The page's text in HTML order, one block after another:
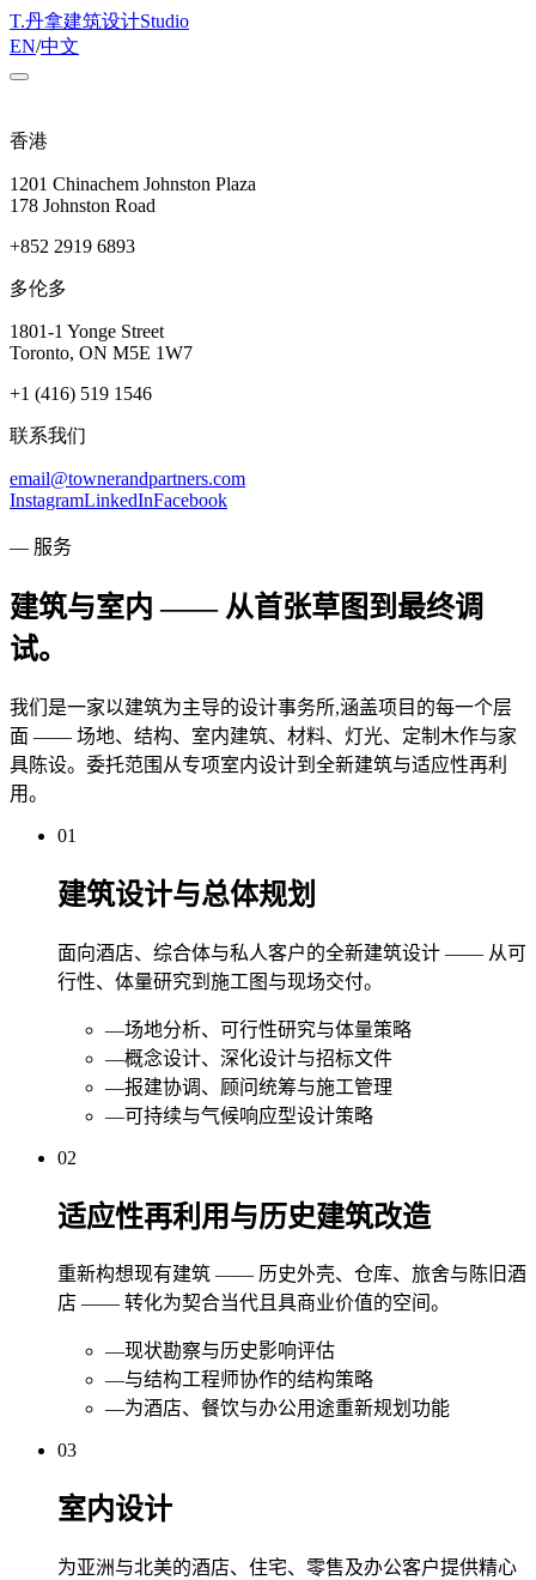
T.丹拿建筑设计Studio
EN/中文
香港
1201 Chinachem Johnston Plaza
178 Johnston Road
+852 2919 6893
多伦多
1801-1 Yonge Street
Toronto, ON M5E 1W7
+1 (416) 519 1546
联系我们
email@townerandpartners.com
InstagramLinkedInFacebook
— 服务
建筑与室内 —— 从首张草图到最终调
试。
我们是一家以建筑为主导的设计事务所,涵盖项目的每一个层
面 —— 场地、结构、室内建筑、材料、灯光、定制木作与家
具陈设。委托范围从专项室内设计到全新建筑与适应性再利
用。
01
建筑设计与总体规划
面向酒店、综合体与私人客户的全新建筑设计 —— 从可
行性、体量研究到施工图与现场交付。
—场地分析、可行性研究与体量策略
—概念设计、深化设计与招标文件
—报建协调、顾问统筹与施工管理
—可持续与气候响应型设计策略
02
适应性再利用与历史建筑改造
重新构想现有建筑 —— 历史外壳、仓库、旅舍与陈旧酒
店 —— 转化为契合当代且具商业价值的空间。
—现状勘察与历史影响评估
—与结构工程师协作的结构策略
—为酒店、餐饮与办公用途重新规划功能
03
室内设计
为亚洲与北美的酒店、住宅、零售及办公客户提供精心